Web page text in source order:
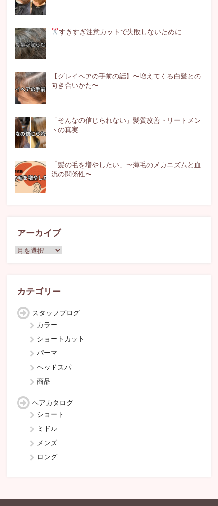
すきすぎ注意カットで失敗しないために
【グレイヘアの手前の話】〜増えてくる白髪との
向き合いかた〜
「そんなの信じられない」髪質改善トリートメン
トの真実
「髪の毛を増やしたい」〜薄毛のメカニズムと血
流の関係性〜
アーカイブ
ア
ブ
カテゴリー
スタッフブログ
カラー
ショートカット
パーマ
ヘッドスパ
商品
ヘアカタログ
ショート
ミドル
メンズ
ロング